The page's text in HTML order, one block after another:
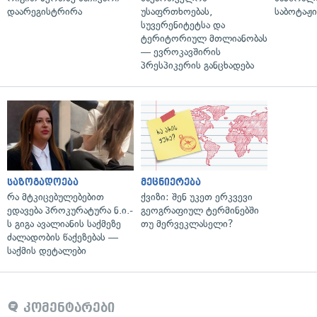
დაარეგისტრირა
უსაფრთხოებას,
სუვერენიტეტსა და
ტერიტორიულ მთლიანობას
— ევროკავშირის
პრესპიკერის განცხადება
საზოგადოება
რა მტკიცებულებებით
ედავება პროკურატურა ნ.ი.-
ს გიგა ავალიანის საქმეზე
ძალადობის წაქეზებას —
საქმის დეტალები
მეცნიერება
ქვიზი: შენ უკეთ ერკვევი
გეოგრაფიულ ტერმინებში
თუ მერვეკლასელი?
კომენტარები